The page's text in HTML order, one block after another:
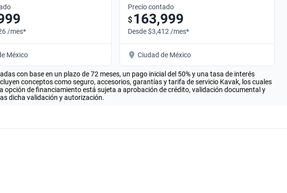
/mes*
México
Precio contado
$ 163,999
Desde $3,412 /mes*
Ciudad de México
con base en un plazo de 72 meses, un pago inicial del 50% y una tasa de interés
conceptos como seguro, accesorios, garantías y tarifa de servicio Kavak, los cuales
opción de financiamiento está sujeta a aprobación de crédito, validación documental y
dicha validación y autorización.